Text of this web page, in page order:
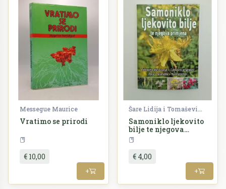
Messegue Maurice
Vratimo se prirodi
Ljekovito bilje
€ 10,00
+
Šare Lidija i Tomašević Melita
Samoniklo ljekovito
bilje te njegova
primjena
€ 4,00
+